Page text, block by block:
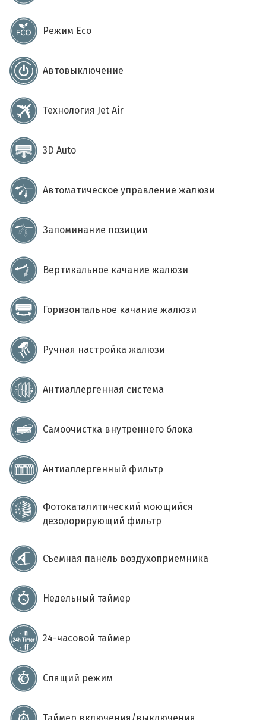
Режим Eco
Автовыключение
Технология Jet Air
3D Auto
Автоматическое управление жалюзи
Запоминание позиции
Вертикальное качание жалюзи
Горизонтальное качание жалюзи
Ручная настройка жалюзи
Антиаллергенная система
Самоочистка внутреннего блока
Антиаллергенный фильтр
Фотокаталитический моющийся
дезодорирующий фильтр
Съемная панель воздухоприемника
Недельный таймер
24-часовой таймер
Спящий режим